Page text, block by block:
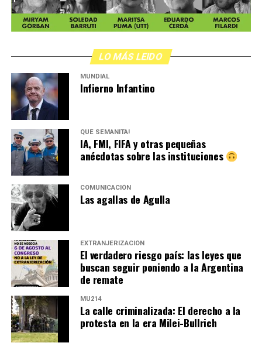
LO MÁS LEIDO
MUNDIAL
Infierno Infantino
QUÉ SEMANITA!
IA, FMI, FIFA y otras pequeñas
anécdotas sobre las instituciones
COMUNICACIÓN
Las agallas de Agulla
EXTRANJERIZACIÓN
El verdadero riesgo país: las leyes que
buscan seguir poniendo a la Argentina
de remate
MU214
La calle criminalizada: El derecho a la
protesta en la era Milei-Bullrich